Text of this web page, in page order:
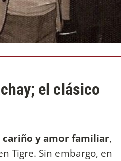
el clásico
cariño y amor familiar,
Tigre. Sin embargo, en